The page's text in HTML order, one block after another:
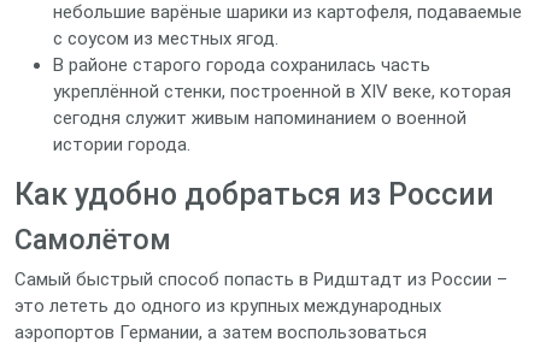
небольшие варёные шарики из картофеля, подаваемые
с соусом из местных ягод.
В районе старого города сохранилась часть
укреплённой стенки, построенной в XIV веке, которая
сегодня служит живым напоминанием о военной
истории города.
Как удобно добраться из России
Самолётом
Самый быстрый способ попасть в Ридштадт из России –
это лететь до одного из крупных международных
аэропортов Германии, а затем воспользоваться